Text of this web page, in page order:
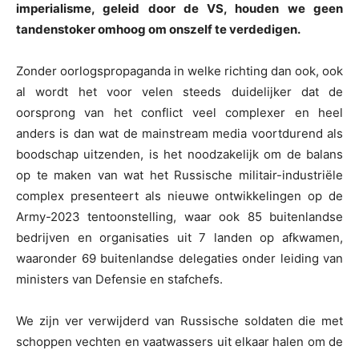
imperialisme, geleid door de VS, houden we geen
tandenstoker omhoog om onszelf te verdedigen.
Zonder oorlogspropaganda in welke richting dan ook, ook
al wordt het voor velen steeds duidelijker dat de
oorsprong van het conflict veel complexer en heel
anders is dan wat de mainstream media voortdurend als
boodschap uitzenden, is het noodzakelijk om de balans
op te maken van wat het Russische militair-industriële
complex presenteert als nieuwe ontwikkelingen op de
Army-2023 tentoonstelling, waar ook 85 buitenlandse
bedrijven en organisaties uit 7 landen op afkwamen,
waaronder 69 buitenlandse delegaties onder leiding van
ministers van Defensie en stafchefs.
We zijn ver verwijderd van Russische soldaten die met
schoppen vechten en vaatwassers uit elkaar halen om de